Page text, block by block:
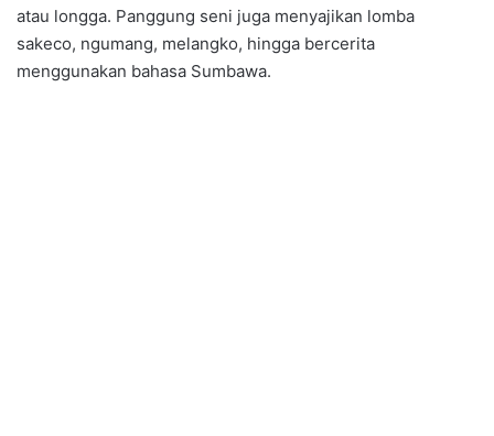
atau longga. Panggung seni juga menyajikan lomba
sakeco, ngumang, melangko, hingga bercerita
menggunakan bahasa Sumbawa.